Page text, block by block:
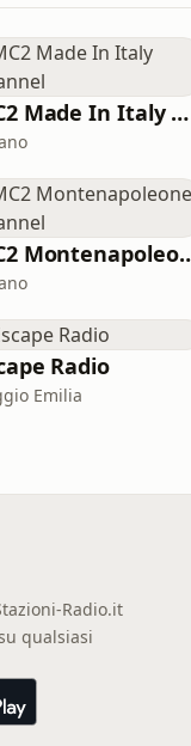
MC2 Made In Italy Channel
MC2
Radio
Emilia
Radio.it
qualsiasi